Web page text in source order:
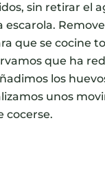
sin retirar el
escarola.
que se cocine
que ha
los
unos
cocerse.